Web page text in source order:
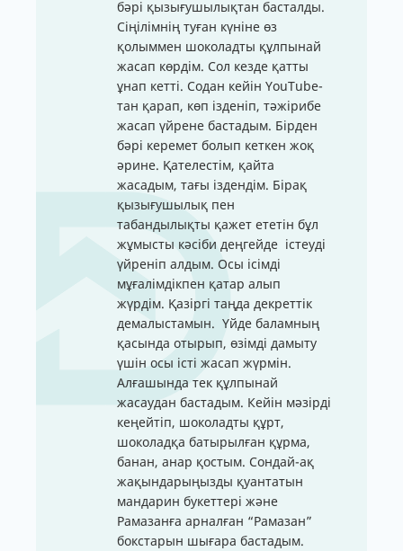
бәрі қызығушылықтан басталды.
Сіңілімнің туған күніне өз
қолыммен шоколадты құлпынай
жасап көрдім. Сол кезде қатты
ұнап кетті. Содан кейін YouTube-
тан қарап, көп ізденіп, тәжірибе
жасап үйрене бастадым. Бірден
бәрі керемет болып кеткен жоқ
әрине. Қателестім, қайта
жасадым, тағы іздендім. Бірақ
қызығушылық пен
табандылықты қажет ететін бұл
жұмысты кәсіби деңгейде істеуді
үйреніп алдым. Осы ісімді
мұғалімдікпен қатар алып
жүрдім. Қазіргі таңда декреттік
демалыстамын. Үйде баламның
қасында отырып, өзімді дамыту
үшін осы істі жасап жүрмін.
Алғашында тек құлпынай
жасаудан бастадым. Кейін мәзірді
кеңейтіп, шоколадты құрт,
шоколадқа батырылған құрма,
банан, анар қостым. Сондай-ақ
жақындарыңызды қуантатын
мандарин букеттері және
Рамазанға арналған “Рамазан”
бокстарын шығара бастадым.